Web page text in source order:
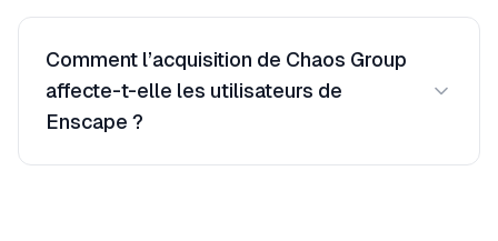
Oui — Armox fonctionne avec n'importe quelle
application hôte spécifique.
Comment l’acquisition de Chaos Group
affecte-t-elle les utilisateurs de
Enscape ?